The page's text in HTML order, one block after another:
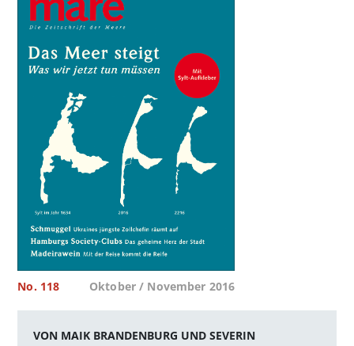
No. 118 Oktober / November 2016
VON MAIK BRANDENBURG UND SEVERIN